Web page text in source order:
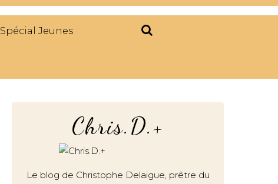
Spécial Jeunes
Chris.D.+
Le blog de Christophe Delaigue, prêtre du